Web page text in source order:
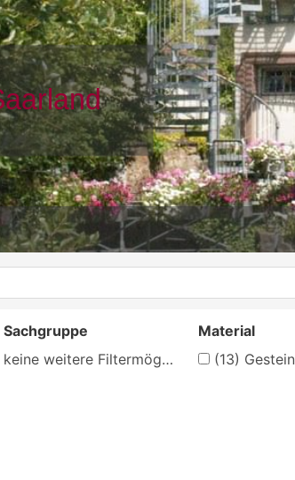
Sachgruppe
keine weitere Filtermöglichkeit
Material
(13) Gestein